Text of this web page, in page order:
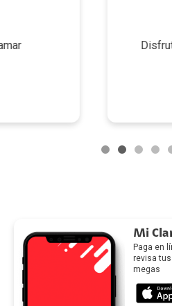
Disfruta de tus redes
Mi
Paga en
revisa
megas